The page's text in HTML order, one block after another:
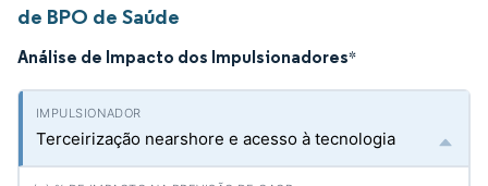
de BPO de Saúde
Análise de Impacto dos Impulsionadores*
Terceirização nearshore e acesso à tecnologia